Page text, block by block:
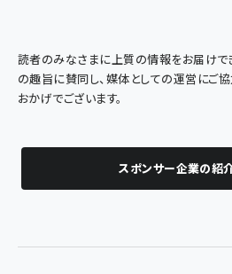
読者のみなさまに上質の情報をお届け
の趣旨に賛同し、媒体としての運営にご
おかげでございます。
スポンサー企業の紹